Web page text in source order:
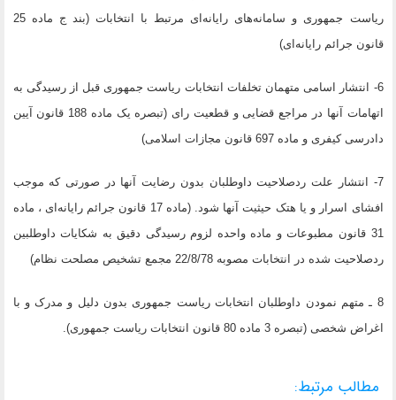
ریاست جمهوری و سامانه‌های رایانه‌ای مرتبط با انتخابات (بند ج ماده 25
قانون جرائم رایانه‌‌ای)
6- انتشار اسامی متهمان تخلفات انتخابات ریاست جمهوری قبل از رسیدگی به
اتهامات آنها در مراجع قضایی و قطعیت رای (تبصره یک ماده 188 قانون آیین
دادرسی کیفری و ماده 697 قانون مجازات اسلامی)
7- انتشار علت ردصلاحیت داوطلبان بدون رضایت آنها در صورتی که موجب
افشای اسرار و یا هتک حیثیت آنها شود. (ماده 17 قانون جرائم رایانه‌ای ، ماده
31 قانون مطبوعات و ماده واحده لزوم رسیدگی دقیق به شکایات داوطلبین
ردصلاحیت شده در انتخابات مصوبه 22/8/78 مجمع تشخیص مصلحت نظام)
8 ـ متهم نمودن داوطلبان انتخابات ریاست جمهوری بدون دلیل و مدرک و با
اغراض شخصی (تبصره 3 ماده 80 قانون انتخابات ریاست جمهوری).
مطالب مرتبط: